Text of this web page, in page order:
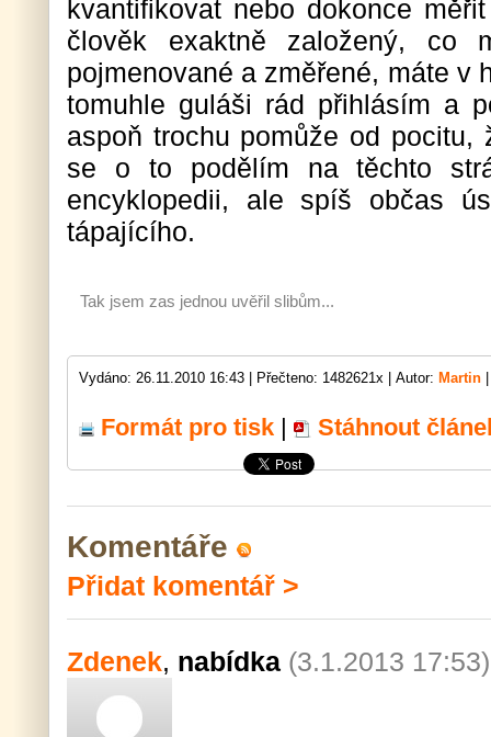
kvantifikovat nebo dokonce
člověk exaktně založený, co
pojmenované a změřené, máte v
tomuhle guláši rád přihlásím a
aspoň trochu pomůže od
se o to podělím na těchto
encyklopedii, ale spíš občas
tápajícího.
Tak jsem zas jednou uvěřil slibům...
Vydáno: 26.11.2010 16:43 | Přečteno: 1482621x | Autor: Martin
Formát pro tisk | Stáhnout
Komentáře
Přidat komentář >
Zdenek, nabídka (3.1.2013 17:53)